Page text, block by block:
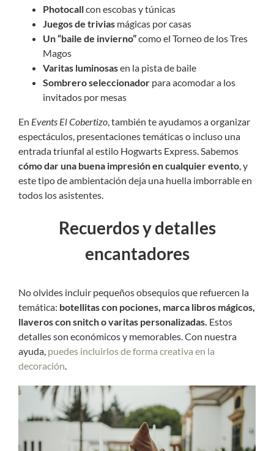
Photocallcon escobas y túnicas
Juegos de triviasmágicas por casas
Un “baile de invierno”como el Torneo de los Tres
Magos
Varitas luminosasen la pista de baile
Sombrero seleccionador para acomodar a los
invitados por mesas
En Events El Cobertizo, también te ayudamos a organizar
espectáculos, presentaciones temáticas o incluso una
entrada triunfal al estilo Hogwarts Express. Sabemos
cómo dar una buena impresión en cualquier evento, y
este tipo de ambientación deja una huella imborrable en
todos los asistentes.
Recuerdos y detalles
encantadores
No olvides incluir pequeños obsequios que refuercen la
temática: botellitas con pociones, marca libros mágicos,
llaveros con snitch o varitas personalizadas. Estos
detalles son económicos y memorables. Con nuestra
ayuda,puedes incluirlos de forma creativa en la
decoración.